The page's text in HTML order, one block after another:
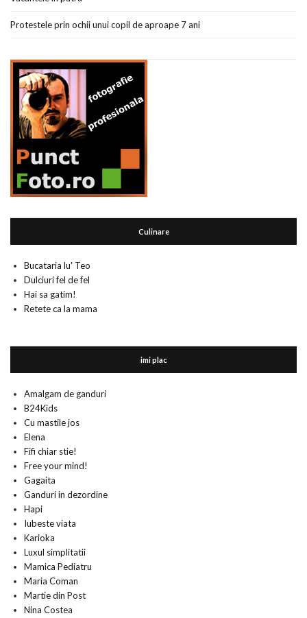
Protestele prin ochii unui copil de aproape 7 ani
Culinare
Bucataria lu' Teo
Dulciuri fel de fel
Hai sa gatim!
Retete ca la mama
imi plac
Amalgam de ganduri
B24Kids
Cu mastile jos
Elena
Fifi chiar stie!
Free your mind!
Gagaita
Ganduri in dezordine
Hapi
Iubeste viata
Karioka
Luxul simplitatii
Mamica Pediatru
Maria Coman
Martie din Post
Nina Costea